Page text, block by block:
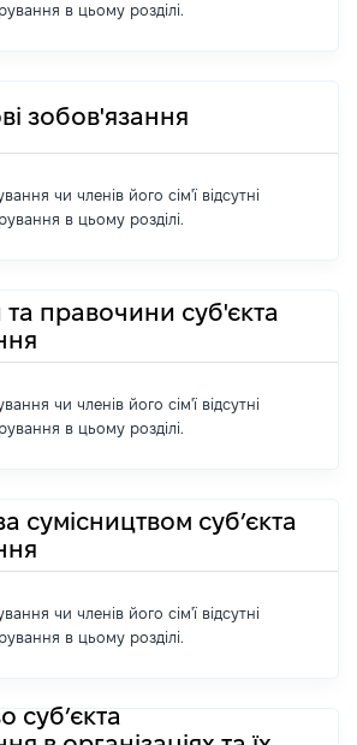
в цьому розділі.
зобов'язання
чи членів його сім'ї відсутні
в цьому розділі.
та правочини суб'єкта
чи членів його сім'ї відсутні
в цьому розділі.
сумісництвом суб’єкта
чи членів його сім'ї відсутні
в цьому розділі.
суб’єкта